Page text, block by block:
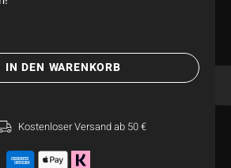
IN DEN WARENKORB
Kostenloser Versand ab 50 €